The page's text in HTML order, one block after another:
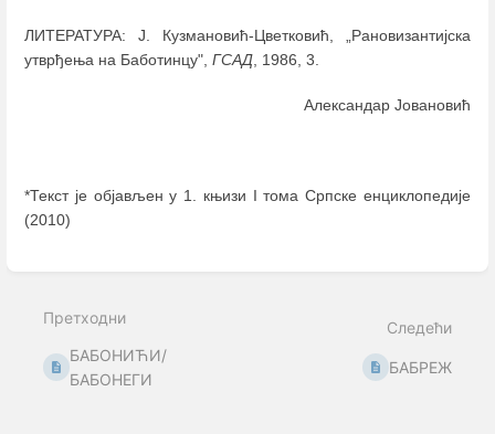
ЛИТЕРАТУРА: Ј. Кузмановић-Цветковић, „Рановизантијска
утврђења на Баботинцу", ГСАД , 1986, 3.
Александар Јовановић
*Текст је објављен у 1. књизи I тома Српске енциклопедије
(2010)
mode
Претходни
БАБОНИЋИ/
БАБОНЕГИ
Следећи
БАБРЕЖ